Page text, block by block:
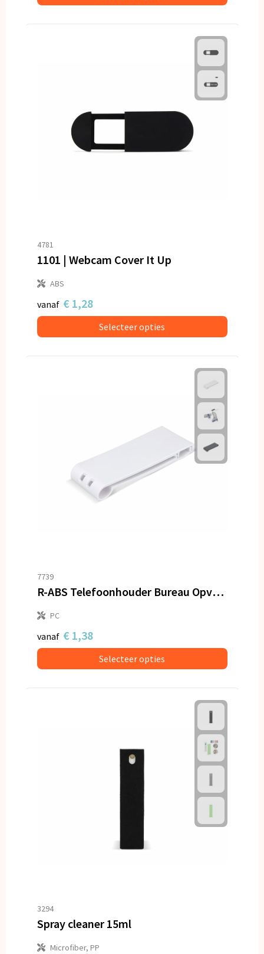
4781
1101 | Webcam Cover It Up
ABS
vanaf € 1,28
Selecteer opties
7739
R-ABS Telefoonhouder Bureau Opvouwbaar en Draagbaar
PC
vanaf € 1,38
Selecteer opties
3294
Spray cleaner 15ml
Microfiber, PP